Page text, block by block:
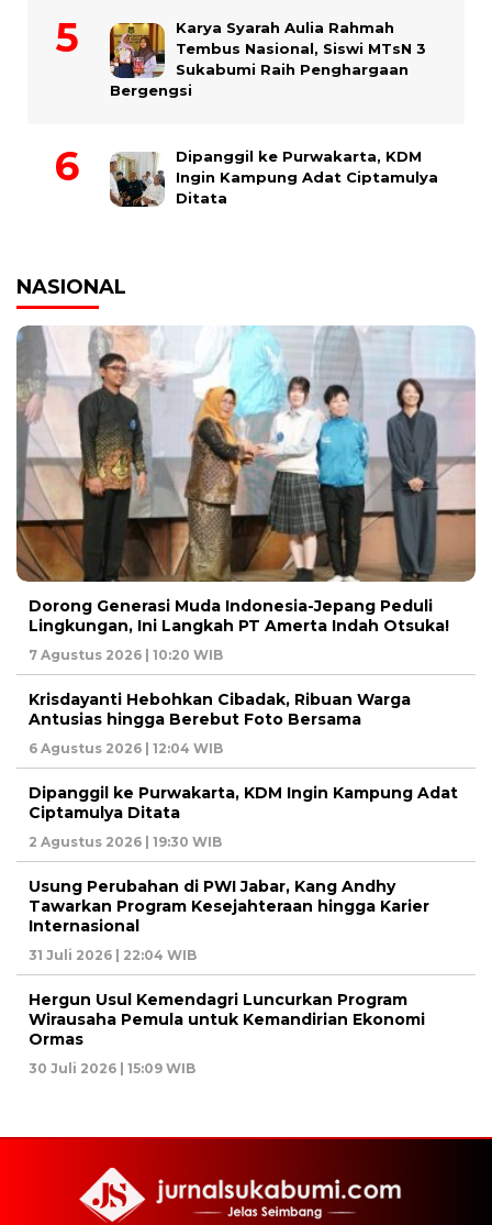
Karya Syarah Aulia Rahmah
Tembus Nasional, Siswi MTsN 3
Sukabumi Raih Penghargaan
Bergengsi
Dipanggil ke Purwakarta, KDM
Ingin Kampung Adat Ciptamulya
Ditata
NASIONAL
Dorong Generasi Muda Indonesia-Jepang Peduli
Lingkungan, Ini Langkah PT Amerta Indah Otsuka!
7 Agustus 2026 | 10:20 WIB
Krisdayanti Hebohkan Cibadak, Ribuan Warga
Antusias hingga Berebut Foto Bersama
6 Agustus 2026 | 12:04 WIB
Dipanggil ke Purwakarta, KDM Ingin Kampung Adat
Ciptamulya Ditata
2 Agustus 2026 | 19:30 WIB
Usung Perubahan di PWI Jabar, Kang Andhy
Tawarkan Program Kesejahteraan hingga Karier
Internasional
31 Juli 2026 | 22:04 WIB
Hergun Usul Kemendagri Luncurkan Program
Wirausaha Pemula untuk Kemandirian Ekonomi
Ormas
30 Juli 2026 | 15:09 WIB